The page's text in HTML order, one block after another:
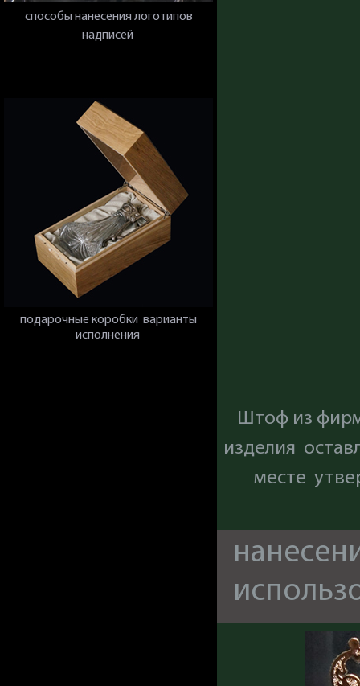
способы нанесения логотипов
надписей
подарочные коробки варианты
исполнения
Штоф из
изделия
месте